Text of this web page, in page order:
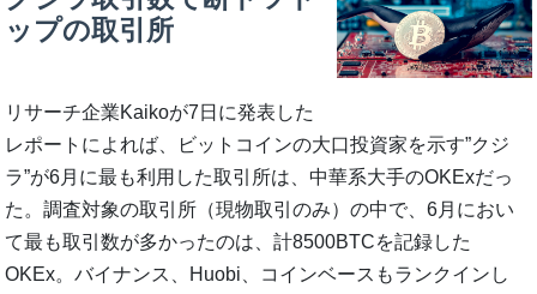
ップの取引所
リサーチ企業Kaikoが7日に発表した
レポートによれば、ビットコインの大口投資家を示す”クジ
ラ”が6月に最も利用した取引所は、中華系大手のOKExだっ
た。調査対象の取引所（現物取引のみ）の中で、6月におい
て最も取引数が多かったのは、計8500BTCを記録した
OKEx。バイナンス、Huobi、コインベースもランクインし